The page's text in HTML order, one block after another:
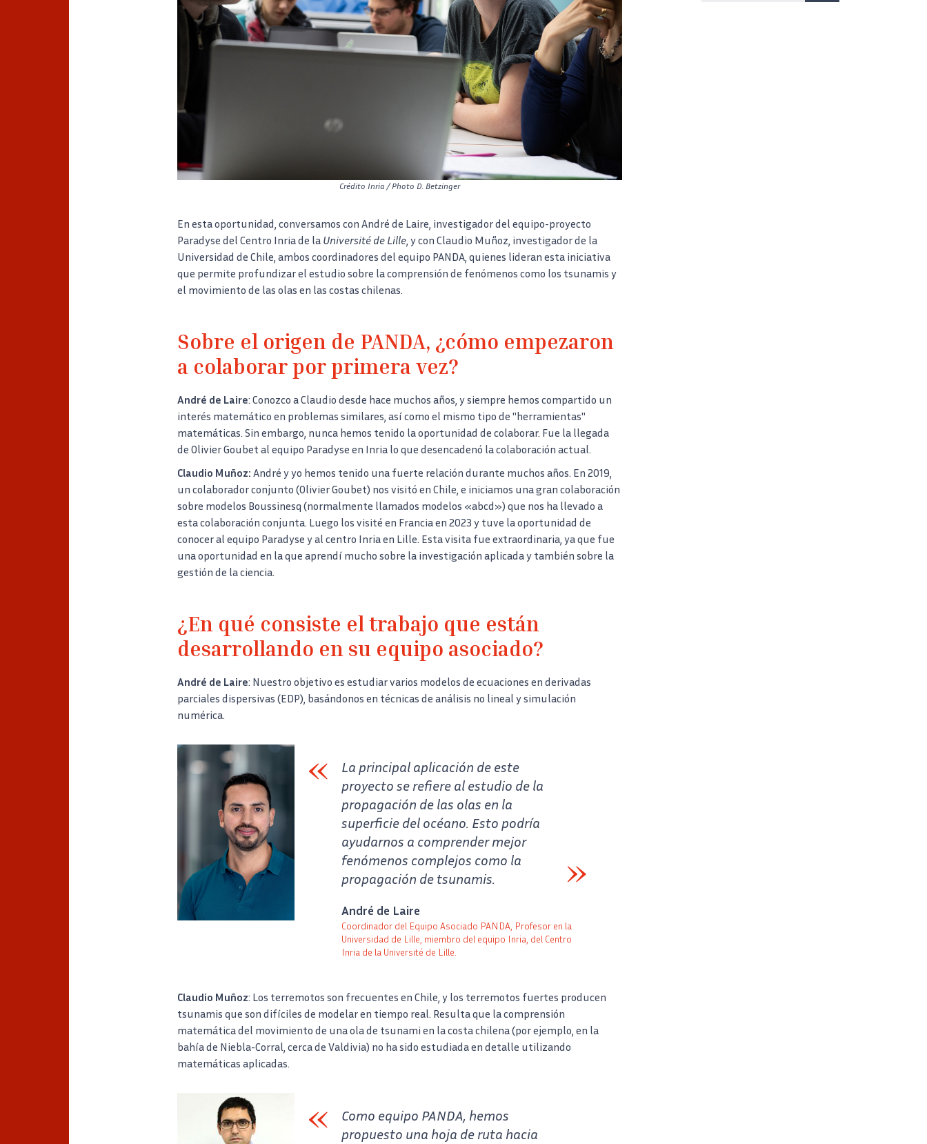
Crédito Inria / Photo D. Betzinger
En esta oportunidad, conversamos con André de Laire, investigador del equipo-proyecto
Paradyse del Centro Inria de la Université de Lille, y con Claudio Muñoz, investigador de la
Universidad de Chile, ambos coordinadores del equipo PANDA, quienes lideran esta iniciativa
que permite profundizar el estudio sobre la comprensión de fenómenos como los tsunamis y
el movimiento de las olas en las costas chilenas.
Sobre el origen de PANDA, ¿cómo empezaron
a colaborar por primera vez?
André de Laire: Conozco a Claudio desde hace muchos años, y siempre hemos compartido un
interés matemático en problemas similares, así como el mismo tipo de "herramientas"
matemáticas. Sin embargo, nunca hemos tenido la oportunidad de colaborar. Fue la llegada
de Olivier Goubet al equipo Paradyse en Inria lo que desencadenó la colaboración actual.
Claudio Muñoz: André y yo hemos tenido una fuerte relación durante muchos años. En 2019,
un colaborador conjunto (Olivier Goubet) nos visitó en Chile, e iniciamos una gran colaboración
sobre modelos Boussinesq (normalmente llamados modelos «abcd») que nos ha llevado a
esta colaboración conjunta. Luego los visité en Francia en 2023 y tuve la oportunidad de
conocer al equipo Paradyse y al centro Inria en Lille. Esta visita fue extraordinaria, ya que fue
una oportunidad en la que aprendí mucho sobre la investigación aplicada y también sobre la
gestión de la ciencia.
¿En qué consiste el trabajo que están
desarrollando en su equipo asociado?
André de Laire: Nuestro objetivo es estudiar varios modelos de ecuaciones en derivadas
parciales dispersivas (EDP), basándonos en técnicas de análisis no lineal y simulación
numérica.
Image
La principal aplicación de este
proyecto se refiere al estudio de la
propagación de las olas en la
superficie del océano. Esto podría
ayudarnos a comprender mejor
fenómenos complejos como la
propagación de tsunamis.
André de Laire
Coordinador del Equipo Asociado PANDA, Profesor en la
Universidad de Lille, miembro del equipo Inria, del Centro
Inria de la Université de Lille.
Claudio Muñoz: Los terremotos son frecuentes en Chile, y los terremotos fuertes producen
tsunamis que son difíciles de modelar en tiempo real. Resulta que la comprensión
matemática del movimiento de una ola de tsunami en la costa chilena (por ejemplo, en la
bahía de Niebla-Corral, cerca de Valdivia) no ha sido estudiada en detalle utilizando
matemáticas aplicadas.
Como equipo PANDA, hemos
propuesto una hoja de ruta hacia